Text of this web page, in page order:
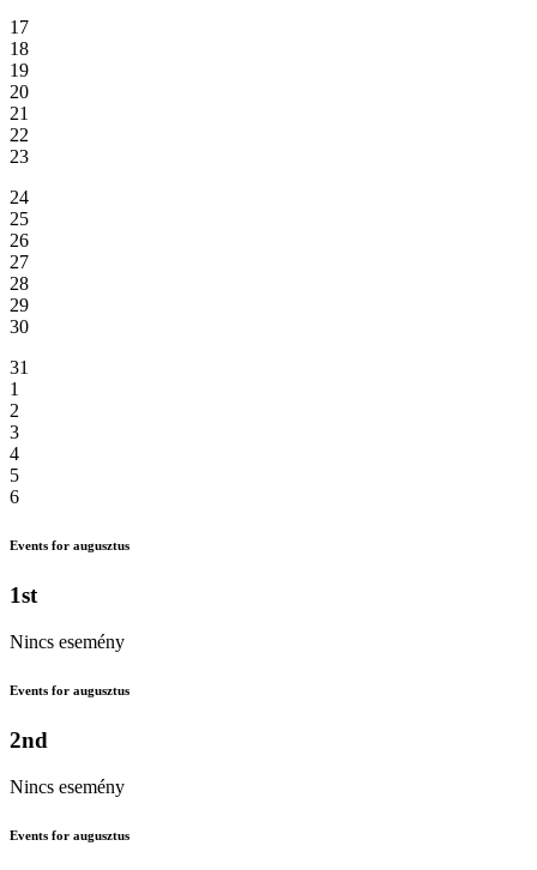
17
18
19
20
21
22
23
24
25
26
27
28
29
30
31
1
2
3
4
5
6
Events for augusztus
1st
Nincs esemény
Events for augusztus
2nd
Nincs esemény
Events for augusztus